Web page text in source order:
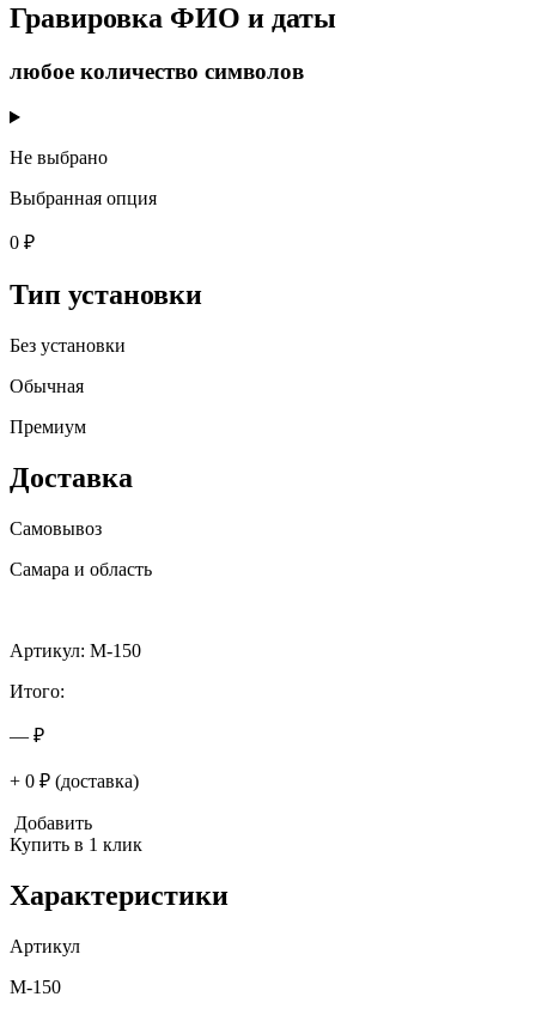
Гравировка ФИО и даты
любое количество символов
Не выбрано
Выбранная опция
0 ₽
Тип установки
Без установки
Обычная
Премиум
Доставка
Самовывоз
Самара и область
Артикул: M-150
Итого:
— ₽
+ 0 ₽ (доставка)
Добавить
Купить в 1 клик
Характеристики
Артикул
M-150